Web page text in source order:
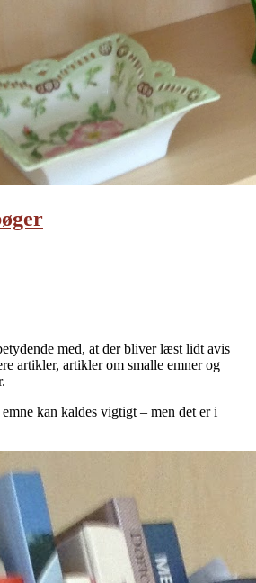
med, at der bliver læst lidt avis
artikler, artikler om smalle emner og
kan kaldes vigtigt – men det er i